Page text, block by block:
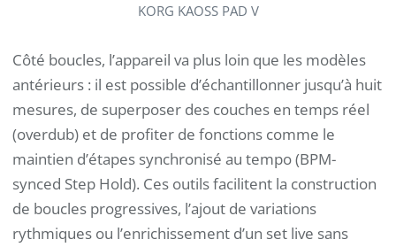
KORG KAOSS PAD V
Côté boucles, l’appareil va plus loin que les modèles
antérieurs : il est possible d’échantillonner jusqu’à huit
mesures, de superposer des couches en temps réel
(overdub) et de profiter de fonctions comme le
maintien d’étapes synchronisé au tempo (BPM-
synced Step Hold). Ces outils facilitent la construction
de boucles progressives, l’ajout de variations
rythmiques ou l’enrichissement d’un set live sans